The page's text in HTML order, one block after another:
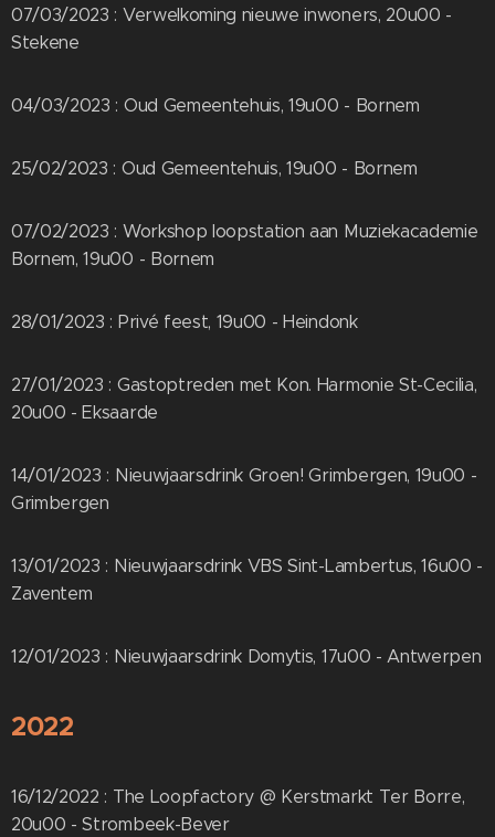
07/03/2023 : Verwelkoming nieuwe inwoners, 20u00 -
Stekene
04/03/2023 : Oud Gemeentehuis, 19u00 - Bornem
25/02/2023 : Oud Gemeentehuis, 19u00 - Bornem
07/02/2023 : Workshop loopstation aan Muziekacademie
Bornem, 19u00 - Bornem
28/01/2023 : Privé feest, 19u00 - Heindonk
27/01/2023 : Gastoptreden met Kon. Harmonie St-Cecilia,
20u00 - Eksaarde
14/01/2023 : Nieuwjaarsdrink Groen! Grimbergen, 19u00 -
Grimbergen
13/01/2023 : Nieuwjaarsdrink VBS Sint-Lambertus, 16u00 -
Zaventem
12/01/2023 : Nieuwjaarsdrink Domytis, 17u00 - Antwerpen
2022
16/12/2022 : The Loopfactory @ Kerstmarkt Ter Borre,
20u00 - Strombeek-Bever